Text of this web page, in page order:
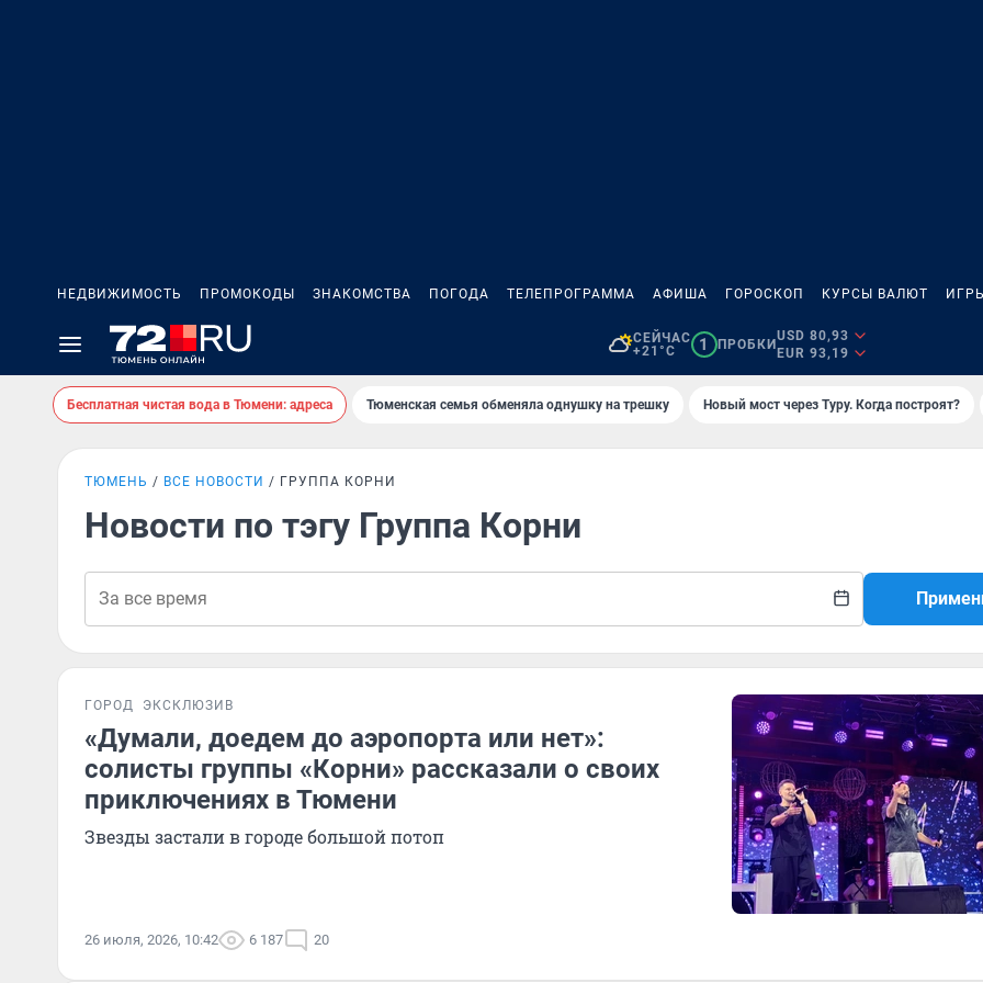
НЕДВИЖИМОСТЬ ПРОМОКОДЫ ЗНАКОМСТВА ПОГОДА ТЕЛЕПРОГРАММА АФИША ГОРОСКОП КУРСЫ ВАЛЮТ
СЕЙЧАС
+21°C
1 ПРОБКИ
USD 80,93
EUR 93,19
Бесплатная чистая вода в Тюмени: адреса Тюменская семья обменяла однушку на трешку Новый мост через Туру. Когда построят?
ТЮМЕНЬ ВСЕ НОВОСТИ ГРУППА КОРНИ
Новости по тэгу Группа Корни
ГОРОД ЭКСКЛЮЗИВ
«Думали, доедем до аэропорта или нет»:
солисты группы «Корни» рассказали о своих
приключениях в Тюмени
Звезды застали в городе большой потоп
26 июля, 2026, 10:42 6 187 20